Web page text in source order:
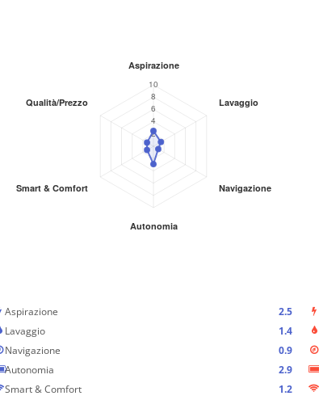
Aspirazione
2.5
Lavaggio
1.4
Navigazione
0.9
Autonomia
2.9
Smart & Comfort
1.2